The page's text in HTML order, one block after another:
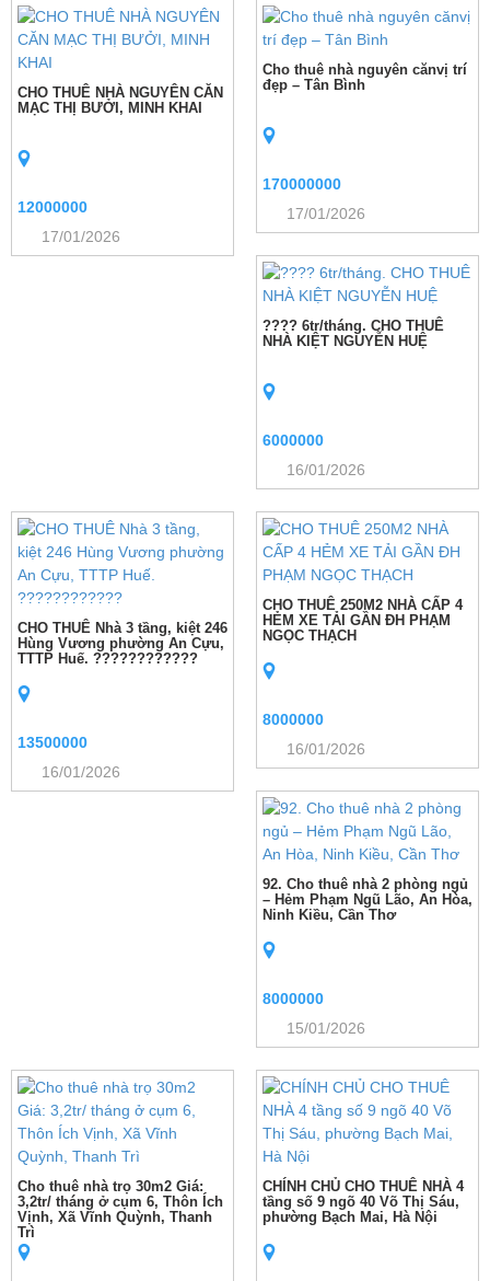
CHO THUÊ NHÀ NGUYÊN CĂN
MẠC THỊ BƯỞI, MINH KHAI
12000000
17/01/2026
Cho thuê nhà nguyên cănvị trí
đẹp – Tân Bình
170000000
17/01/2026
???? 6tr/tháng. CHO THUÊ
NHÀ KIỆT NGUYỄN HUỆ
6000000
16/01/2026
CHO THUÊ Nhà 3 tầng, kiệt 246
Hùng Vương phường An Cựu,
TTTP Huế. ????????????
13500000
16/01/2026
CHO THUÊ 250M2 NHÀ CẤP 4
HẺM XE TẢI GẦN ĐH PHẠM
NGỌC THẠCH
8000000
16/01/2026
92. Cho thuê nhà 2 phòng ngủ
– Hẻm Phạm Ngũ Lão, An Hòa,
Ninh Kiều, Cần Thơ
8000000
15/01/2026
Cho thuê nhà trọ 30m2 Giá:
3,2tr/ tháng ở cụm 6, Thôn Ích
Vịnh, Xã Vĩnh Quỳnh, Thanh
Trì
CHÍNH CHỦ CHO THUÊ NHÀ 4
tầng số 9 ngõ 40 Võ Thị Sáu,
phường Bạch Mai, Hà Nội